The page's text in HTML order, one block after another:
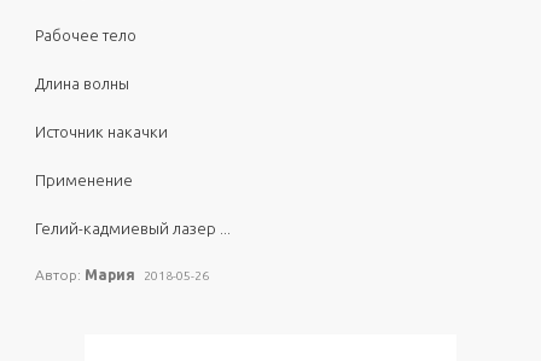
рабочее тело
длина волны
источник накачки
применение
гелий-кадмиевый лазер ...
Автор: Мария 2018-05-26